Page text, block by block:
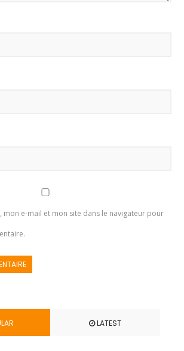
mon e-mail et mon site dans le navigateur pour
LATEST